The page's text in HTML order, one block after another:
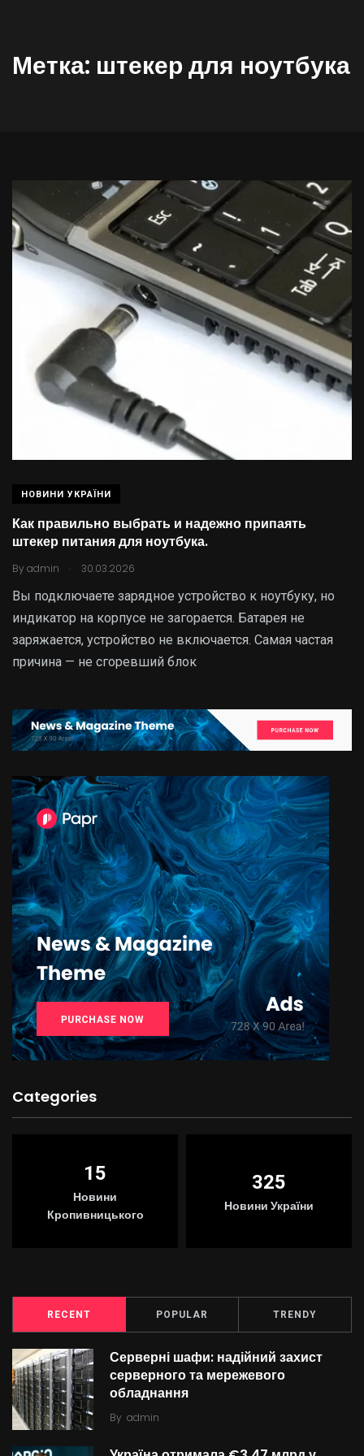
Метка: штекер для ноутбука
НОВИНИ УКРАЇНИ
Как правильно выбрать и надежно припаять
штекер питания для ноутбука.
By admin . 30.03.2026
Вы подключаете зарядное устройство к ноутбуку, но
индикатор на корпусе не загорается. Батарея не
заряжается, устройство не включается. Самая частая
причина — не сгоревший блок
Categories
15
Новини
Кропивницького
325
Новини України
RECENT POPULAR TRENDY
Серверні шафи: надійний захист
серверного та мережевого
обладнання
By admin